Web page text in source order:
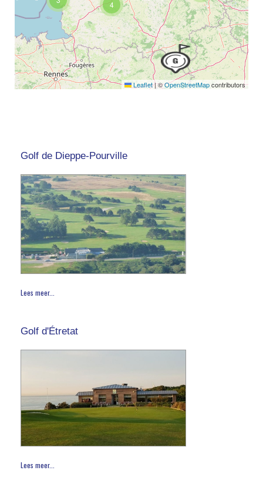
4
Leaflet |©OpenStreetMapcontributors
Golf de Dieppe-Pourville
Lees meer...
Golf d'Étretat
Lees meer...